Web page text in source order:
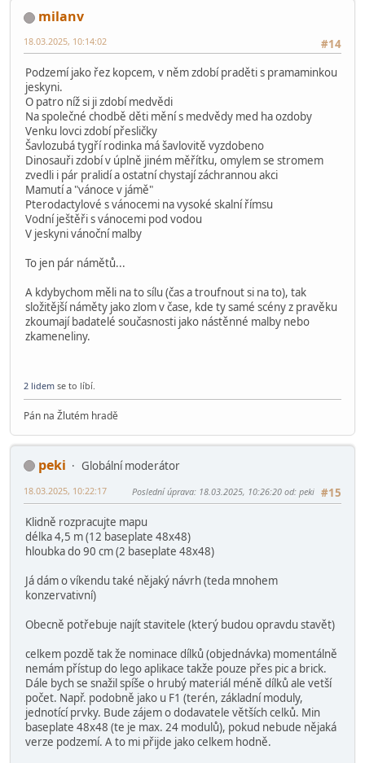
milanv
#14
18.03.2025, 10:14:02
Podzemí jako řez kopcem, v něm zdobí praděti s pramaminkou
jeskyni.
O patro níž si ji zdobí medvědi
Na společné chodbě děti mění s medvědy med ha ozdoby
Venku lovci zdobí přesličky
Šavlozubá tygří rodinka má šavlovitě vyzdobeno
Dinosauři zdobí v úplně jiném měřítku, omylem se stromem
zvedli i pár pralidí a ostatní chystají záchrannou akci
Mamutí a "vánoce v jámě"
Pterodactylové s vánocemi na vysoké skalní římsu
Vodní ještěři s vánocemi pod vodou
V jeskyni vánoční malby
To jen pár námětů...
A kdybychom měli na to sílu (čas a troufnout si na to), tak
složitější náměty jako zlom v čase, kde ty samé scény z pravěku
zkoumají badatelé současnosti jako nástěnné malby nebo
zkameneliny.
2 lidem se to líbí.
Pán na Žlutém hradě
peki
Globální moderátor
#15
18.03.2025, 10:22:17 Poslední úprava: 18.03.2025, 10:26:20 od: peki
Klidně rozpracujte mapu
délka 4,5 m (12 baseplate 48x48)
hloubka do 90 cm (2 baseplate 48x48)
Já dám o víkendu také nějaký návrh (teda mnohem
konzervativní)
Obecně potřebuje najít stavitele (který budou opravdu stavět)
celkem pozdě tak že nominace dílků (objednávka) momentálně
nemám přístup do lego aplikace takže pouze přes pic a brick.
Dále bych se snažil spíše o hrubý materiál méně dílků ale vetší
počet. Např. podobně jako u F1 (terén, základní moduly,
jednotící prvky. Bude zájem o dodavatele větších celků. Min
baseplate 48x48 (te je max. 24 modulů), pokud nebude nějaká
verze podzemí. A to mi přijde jako celkem hodně.